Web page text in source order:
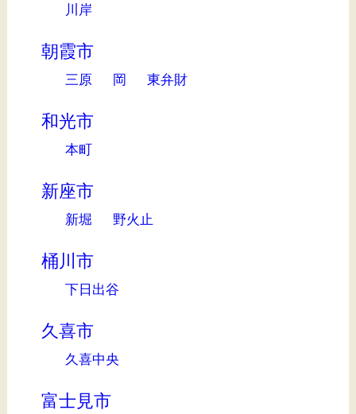
川岸
朝霞市
三原 岡 東弁財
和光市
本町
新座市
新堀 野火止
桶川市
下日出谷
久喜市
久喜中央
富士見市